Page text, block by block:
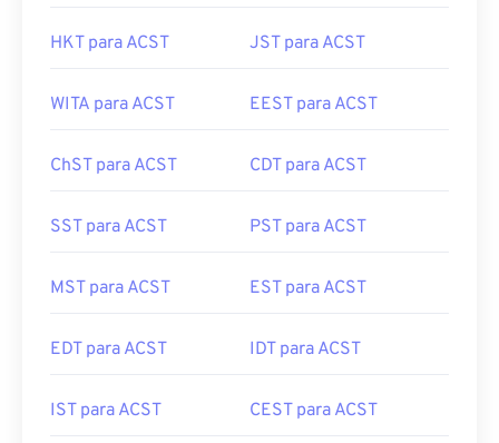
HKT para ACST JST para ACST
WITA para ACST EEST para ACST
ChST para ACST CDT para ACST
SST para ACST PST para ACST
MST para ACST EST para ACST
EDT para ACST IDT para ACST
IST para ACST CEST para ACST